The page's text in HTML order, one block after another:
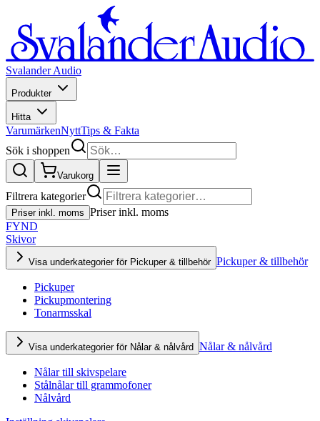
Svalander Audio
Produkter
Hitta
VarumärkenNyttTips & Fakta
Sök i shoppen
Varukorg
Filtrera kategorier
Priser inkl. moms Priser inkl. moms
FYND
Skivor
Visa underkategorier för Pickuper & tillbehör Pickuper & tillbehör
Pickuper
Pickupmontering
Tonarmsskal
Visa underkategorier för Nålar & nålvård Nålar & nålvård
Nålar till skivspelare
Stålnålar till grammofoner
Nålvård